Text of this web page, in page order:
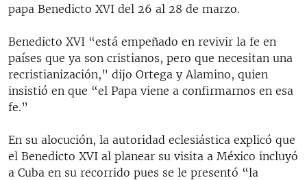
papa Benedicto XVI del 26 al 28 de marzo.
Benedicto XVI “está empeñado en revivir la fe en
países que ya son cristianos, pero que necesitan una
recristianización,” dijo Ortega y Alamino, quien
insistió en que “el Papa viene a confirmarnos en esa
fe.”
En su alocución, la autoridad eclesiástica explicó que
el Benedicto XVI al planear su visita a México incluyó
a Cuba en su recorrido pues se le presentó “la